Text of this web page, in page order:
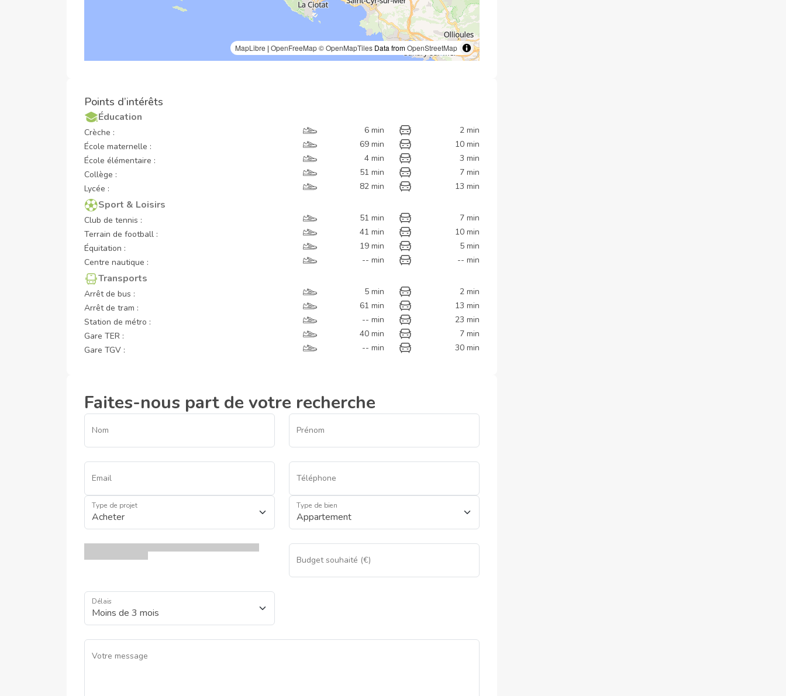
MapLibre | OpenFreeMap© OpenMapTiles Data fromOpenStreetMap
Points d’intérêts
Éducation
Crèche : 6 min
2 min
École maternelle :
69 min
10 min
École élémentaire :
4 min
3 min
Collège :
51 min
7 min
Lycée :
82 min 13 min
Sport & Loisirs
Club de tennis : 51 min
7 min
Terrain de football :
41 min
10 min
Équitation :
19 min
5 min
Centre nautique :
-- min -- min
Transports
Arrêt de bus : 5 min
2 min
Arrêt de tram :
61 min
13 min
Station de métro :
-- min
23 min
Gare TER :
40 min
7 min
Gare TGV :
-- min 30 min
Faites-nous part de votre recherche
Nom Prénom
Email Téléphone
Type de projet Type de bien
Budget souhaité (€)
Délais
Votre message